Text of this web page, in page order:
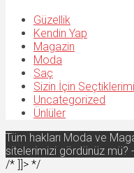
Güzellik
Kendin Yap
Magazin
Moda
Saç
Sizin İçin
Uncategorized
Ünlüler
Tüm hakları Moda ve
sitelerimizi gördünüz mü? -
/* ]]> */